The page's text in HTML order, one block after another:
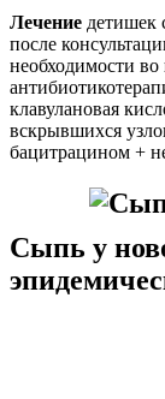
Лечение детишек
после
необходимости во
клавулановая
вскрывшихся
бацитрацином +
Сыпь у